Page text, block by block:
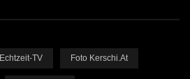
Echtzeit-TV Foto Kerschi.at